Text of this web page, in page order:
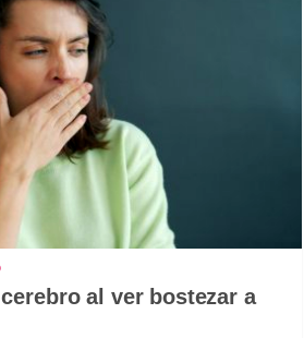
al ver bostezar a